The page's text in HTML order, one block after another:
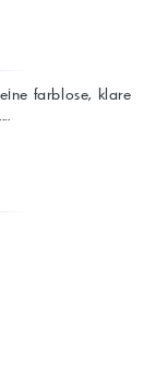
farblose, klare